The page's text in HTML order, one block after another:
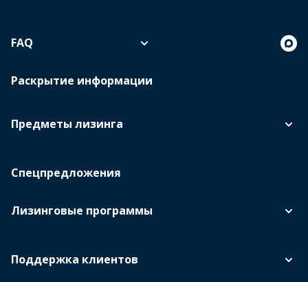
Предметы лизинга
Спецпредложения
Лизинговые программы
Поддержка клиентов
FAQ
Раскрытие информации